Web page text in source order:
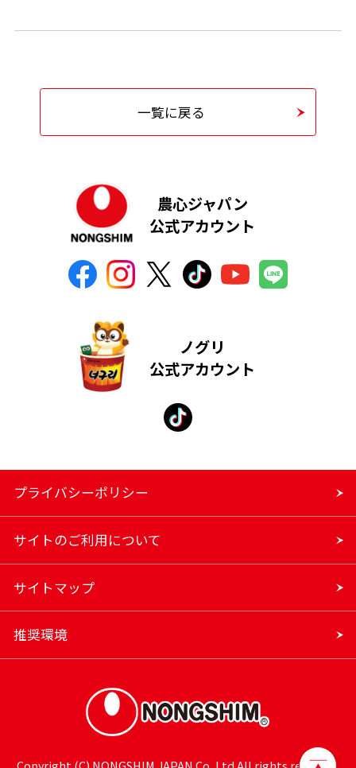
一覧に戻る
農心ジャパン
公式アカウント
ノグリ
公式アカウント
プライバシーポリシー
サイトのご利用について
サイトマップ
推奨環境